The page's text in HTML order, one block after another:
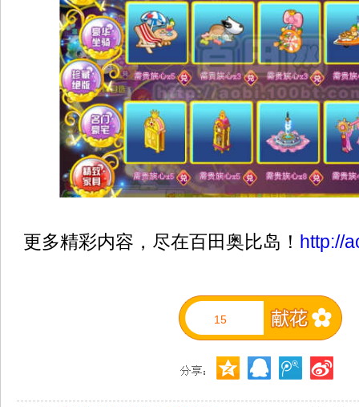
更多精彩内容，尽在百田奥比岛！ http://
15